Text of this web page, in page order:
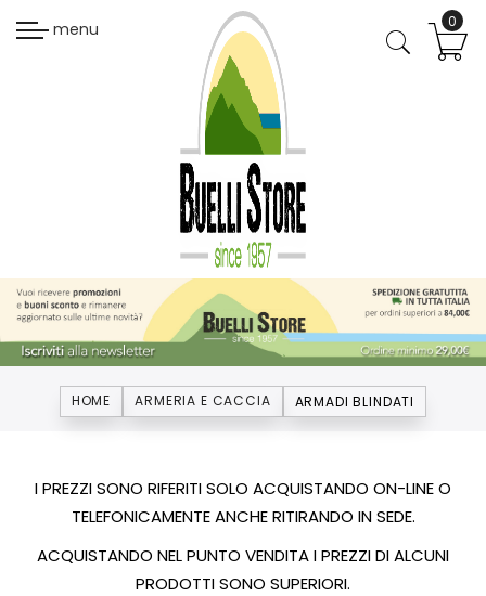
menu
HOME ARMERIA E CACCIA ARMADI BLINDATI
I PREZZI SONO RIFERITI SOLO ACQUISTANDO ON-LINE O
TELEFONICAMENTE ANCHE RITIRANDO IN SEDE.
ACQUISTANDO NEL PUNTO VENDITA I PREZZI DI ALCUNI
PRODOTTI SONO SUPERIORI.